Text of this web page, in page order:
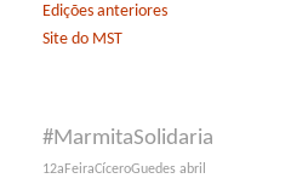
Edições anteriores
Site do MST
#MarmitaSolidaria
12aFeiraCíceroGuedes abril